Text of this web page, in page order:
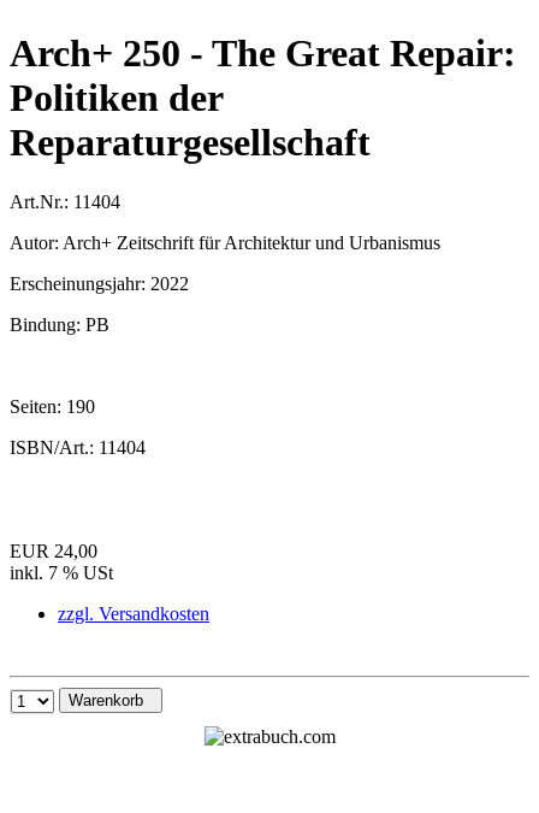
Arch+ 250 - The Great Repair:
Politiken der
Reparaturgesellschaft
Art.Nr.: 11404
Autor: Arch+ Zeitschrift für Architektur und Urbanismus
Erscheinungsjahr: 2022
Bindung: PB
Seiten: 190
ISBN/Art.: 11404
EUR 24,00
inkl. 7 % USt
zzgl. Versandkosten
Warenkorb